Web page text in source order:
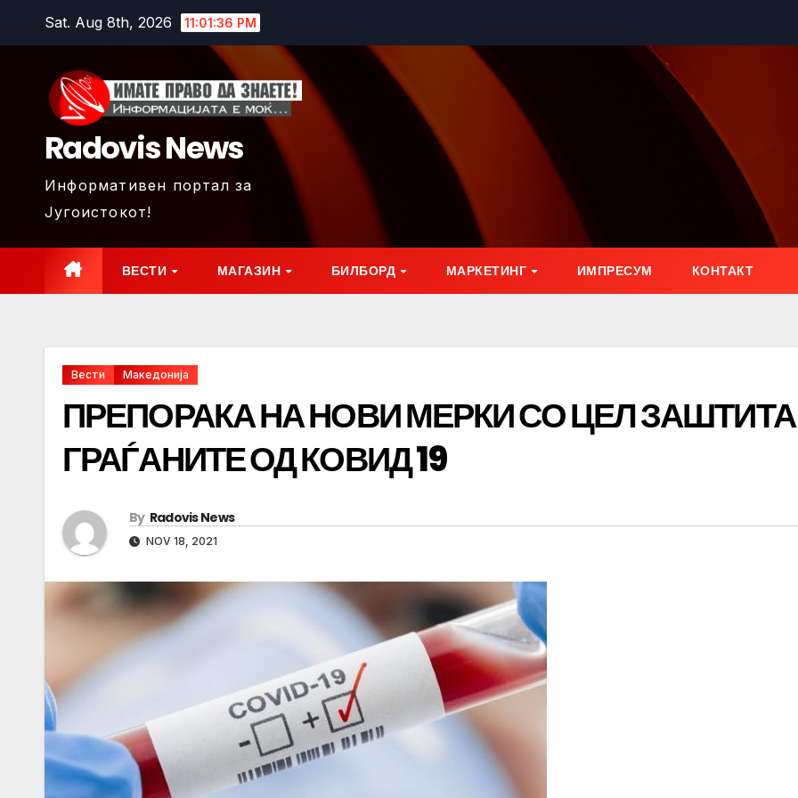
Sat. Aug 8th, 2026 11:01:38 PM
Radovis News
Информативен портал за
Југоистокот!
ВЕСТИ МАГАЗИН БИЛБОРД МАРКЕТИНГ ИМПРЕСУМ КОНТАКТ
Вести Македонија
ПРЕПОРАКА НА НОВИ МЕРКИ СО ЦЕЛ
ГРАЃАНИТЕ ОД КОВИД 19
By Radovis News
NOV 18, 2021